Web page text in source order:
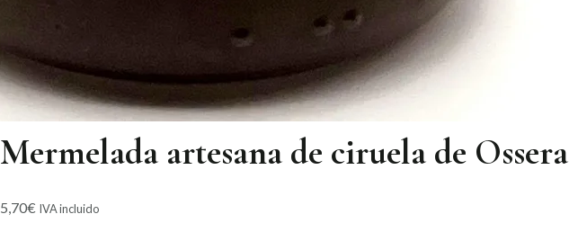
Mermelada artesana de ciruela de Ossera
5,70€ IVA incluido